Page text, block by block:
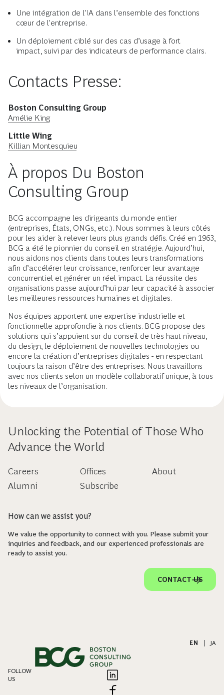
Une intégration de l'IA dans l’ensemble des fonctions
cœur de l'entreprise.
Un déploiement ciblé sur des cas d’usage à fort
impact, suivi par des indicateurs de performance clairs.
Contacts Presse:
Boston Consulting Group
Amélie King
Little Wing
Killian Montesquieu
À propos Du Boston
Consulting Group
BCG accompagne les dirigeants du monde entier
(entreprises, États, ONGs, etc.). Nous sommes à leurs côtés
pour les aider à relever leurs plus grands défis. Créé en 1963,
BCG a été le pionnier du conseil en stratégie. Aujourd’hui,
nous aidons nos clients dans toutes leurs transformations
afin d’accélérer leur croissance, renforcer leur avantage
concurrentiel et générer un réel impact. La réussite des
organisations passe aujourd’hui par leur capacité à associer
les meilleures ressources humaines et digitales.
Nos équipes apportent une expertise industrielle et
fonctionnelle approfondie à nos clients. BCG propose des
solutions qui s’appuient sur du conseil de très haut niveau,
du design, le déploiement de nouvelles technologies ou
encore la création d’entreprises digitales - en respectant
toujours la raison d’être des entreprises. Nous travaillons
avec nos clients selon un modèle collaboratif unique, à tous
les niveaux de l’organisation.
Unlocking the Potential of Those Who
Advance the World
Careers
Alumni
Offices
Subscribe
About
How can we assist you?
We value the opportunity to connect with you. Please submit your
inquiries and feedback, and our experienced professionals are
ready to assist you.
CONTACT US
EN JA
FOLLOW
US